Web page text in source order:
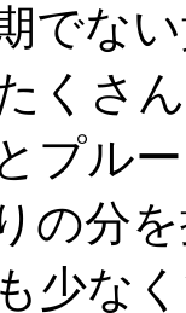
でな
くさ
プル
の分
少な